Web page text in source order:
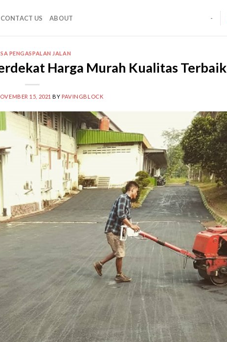
CONTACT US ABOUT -
PENGASPALAN JALAN
Harga Murah Kualitas Terbaik
15, 2021 BY PAVINGBLOCK